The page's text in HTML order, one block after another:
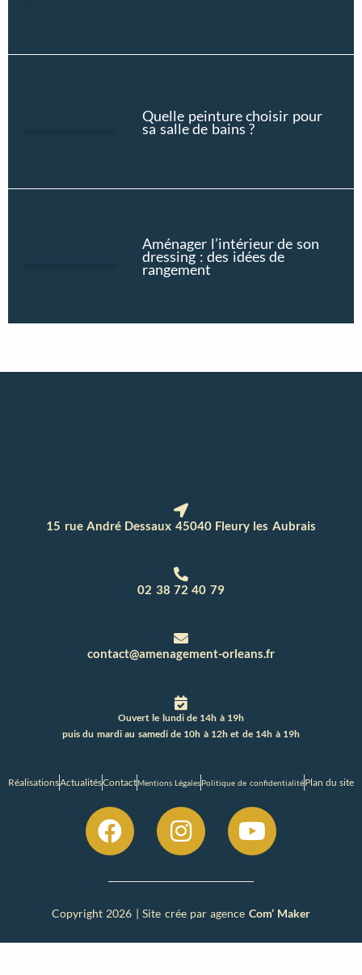
Quelle peinture choisir pour
sa salle de bains ?
Aménager l’intérieur de son
dressing : des idées de
rangement
15 rue André Dessaux 45040 Fleury les Aubrais
02 38 72 40 79
contact@amenagement-orleans.fr
Ouvert le lundi de 14h à 19h
puis du mardi au samedi de 10h à 12h et de 14h à 19h
RéalisationsActualitésContactMentions LégalesPolitique de confidentialitéPlan du site
Copyright 2026 | Site crée par agence Com’ Maker